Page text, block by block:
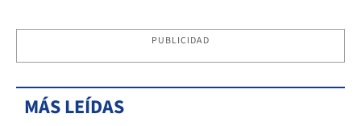
PUBLICIDAD
MÁS LEÍDAS